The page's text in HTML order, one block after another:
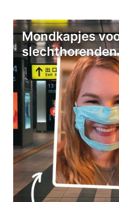
Mondkapjes
slechthorenden